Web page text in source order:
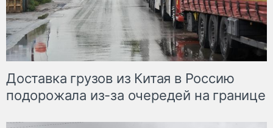
Доставка грузов из Китая в Россию
подорожала из-за очередей на границе